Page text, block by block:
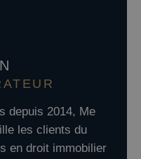
depuis 2014, Me
les clients du
en droit immobilier